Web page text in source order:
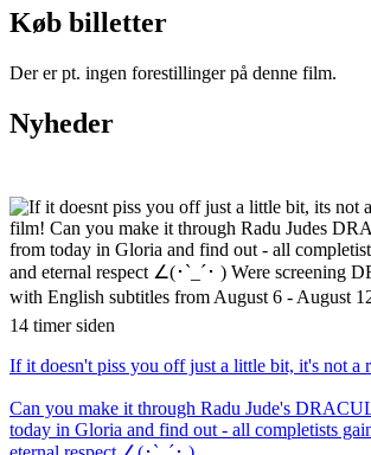
Køb billetter
Der er pt. ingen forestillinger på denne film.
Nyheder
14 timer siden
If it doesn't piss you off just a little bit, it's not a
Can you make it through Radu Jude's
today in Gloria and find out - all completists